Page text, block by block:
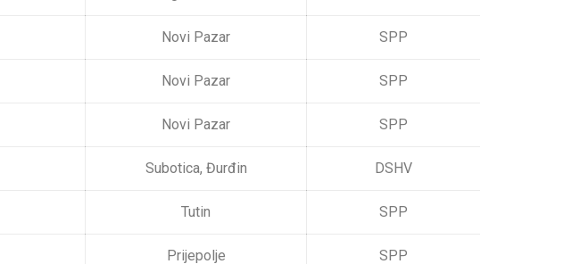
Novi Pazar SPP
Novi Pazar SPP
Novi Pazar SPP
Subotica, Đurđin DSHV
Tutin SPP
Prijepolje SPP